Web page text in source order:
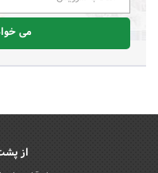
می
از